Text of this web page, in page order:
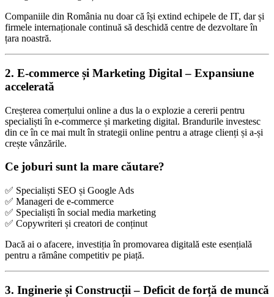
Companiile din România nu doar că își extind echipele de IT, dar și
firmele internaționale continuă să deschidă centre de dezvoltare în
țara noastră.
2. E-commerce și Marketing Digital – Expansiune
accelerată
Creșterea comerțului online a dus la o explozie a cererii pentru
specialiști în e-commerce și marketing digital. Brandurile investesc
din ce în ce mai mult în strategii online pentru a atrage clienți și a-și
crește vânzările.
Ce joburi sunt la mare căutare?
✅ Specialiști SEO și Google Ads
✅ Manageri de e-commerce
✅ Specialiști în social media marketing
✅ Copywriteri și creatori de conținut
Dacă ai o afacere, investiția în promovarea digitală este esențială
pentru a rămâne competitiv pe piață.
3. Inginerie și Construcții – Deficit de forță de muncă